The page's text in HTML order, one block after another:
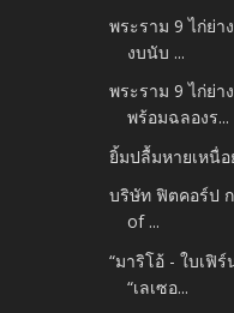
พระราม 9 ไก่ย่
งบนับ ...
พระราม 9 ไก่ย่
พร้อมฉลองร...
ยิ้มปลื้มหายเหนื่
บริษัท ฟิตคอร์ป
of ...
“มาริโอ้ - ใบเฟิ
“เลเซอ...